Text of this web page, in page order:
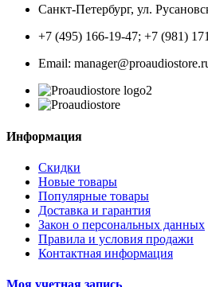
Санкт-Петербург, ул.
+7 (495) 166-19-47; +7 (981)
Email:
Информация
Скидки
Новые товары
Популярные товары
Доставка и гарантия
Закон о персональных данных
Правила и условия продажи
Контактная информация